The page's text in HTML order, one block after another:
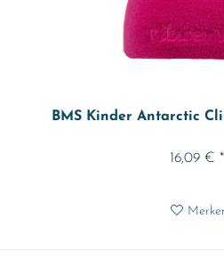
BMS Kinder Antarctic
16,09 € *